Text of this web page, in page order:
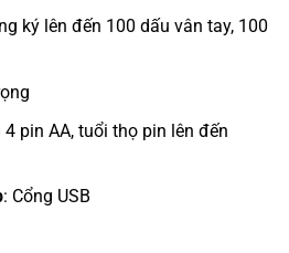
ký lên đến 100 dấu vân tay, 100
4 pin AA, tuổi thọ pin lên đến
: Cổng USB